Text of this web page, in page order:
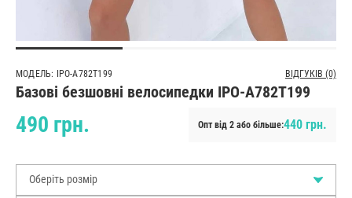
МОДЕЛЬ: IPO-A782T199 ВІДГУКІВ (0)
Базові безшовні велосипедки IPO-A782T199
490 грн. Опт від 2 або більше:440 грн.
Оберіть розмір